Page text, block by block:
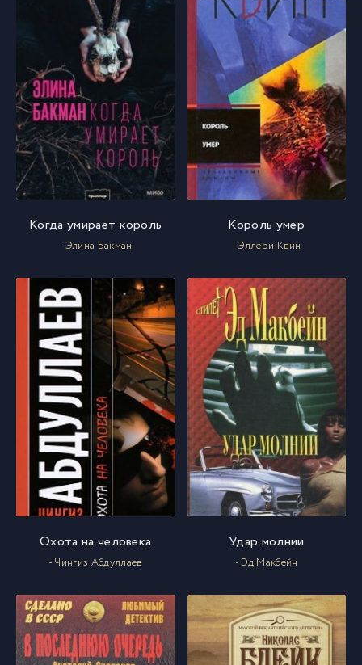
Когда умирает король
- Элина Бакман
Король умер
- Эллери Квин
Охота на человека
- Чингиз Абдуллаев
Удар молнии
- Эд Макбейн